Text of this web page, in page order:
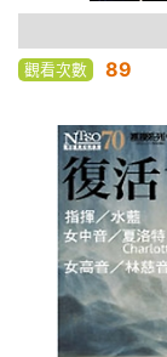
觀看次數 89